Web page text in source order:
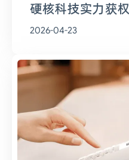
硬核科技实力获
2026-04-23